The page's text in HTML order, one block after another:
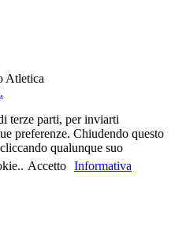
Atletica
terze parti, per inviarti
preferenze. Chiudendo questo
qualunque suo
Accetto Informativa